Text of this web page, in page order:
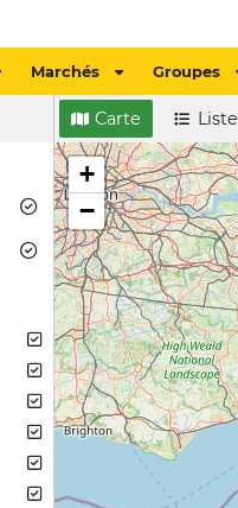
Marchés Groupes
Carte Liste
+
−